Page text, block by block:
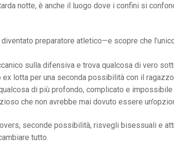
notte, è anche il luogo dove i confini si
preparatore atletico—e scopre che
sulla difensiva e trova qualcosa di vero
lotta per una seconda possibilità con il
di più profondo, complicato e impossibile
che non avrebbe mai dovuto essere
seconde possibilità, risvegli bisessuali e
tutto.